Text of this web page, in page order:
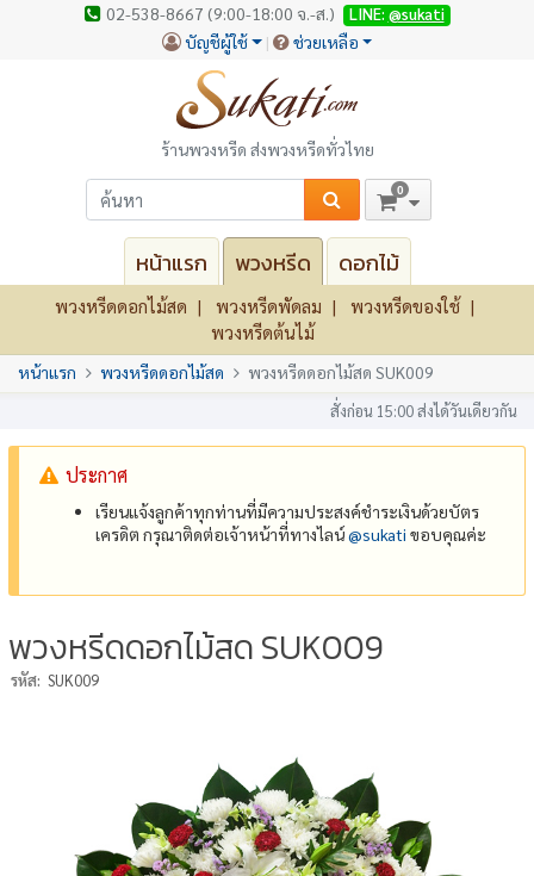
02-538-8667 (9:00-18:00 จ.-ส.) LINE: @sukati
บัญชีผู้ใช้ ช่วยเหลือ
ร้านพวงหรีด ส่งพวงหรีดทั่วไทย
0
หน้าแรก พวงหรีด ดอกไม้
พวงหรีดดอกไม้สด พวงหรีดพัดลม
พวงหรีดของใช้
พวงหรีดต้นไม้
หน้าแรก พวงหรีดดอกไม้สด พวงหรีดดอกไม้สด SUK009
สั่งก่อน 15:00 ส่งได้วันเดียวกัน
ประกาศ
เรียนแจ้งลูกค้าทุกท่านที่มีความประสงค์ชำระเงินด้วยบัตร
เครดิต กรุณาติดต่อเจ้าหน้าที่ทางไลน์@‌sukati ขอบคุณค่ะ
พวงหรีดดอกไม้สด SUK009
รหัส: SUK009